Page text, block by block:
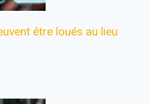
être loués au lieu